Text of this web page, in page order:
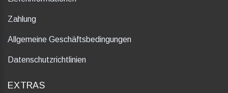
Zahlung
Allgemeine Geschäftsbedingungen
Datenschutzrichtlinien
EXTRAS